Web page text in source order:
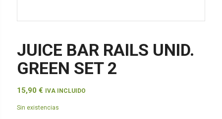
JUICE BAR RAILS UNID.
GREEN SET 2
15,90 € IVA INCLUIDO
Sin existencias